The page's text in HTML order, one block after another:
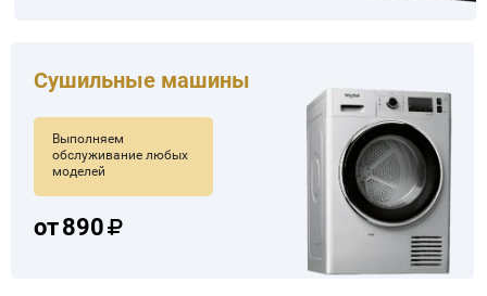
Сушильные машины
Выполняем
обслуживание любых
моделей
от890